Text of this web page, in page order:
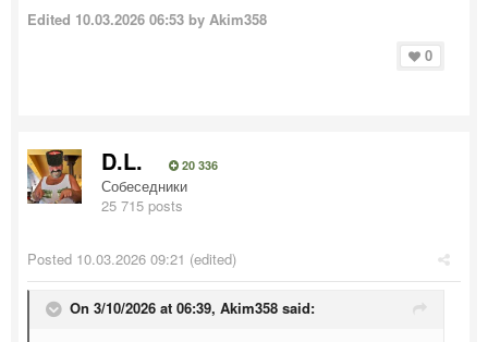
Edited 10.03.2026 06:53 by Akim358
0
D.L. 20 336
Собеседники
25 715 posts
Posted 10.03.2026 09:21 (edited)
On 3/10/2026 at 06:39, Akim358 said: